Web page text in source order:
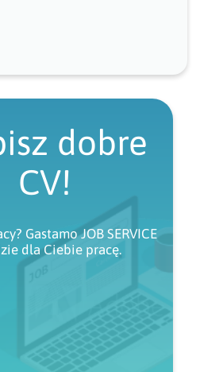
dobre
CV!
Gastamo JOB SERVICE
dla Ciebie pracę.